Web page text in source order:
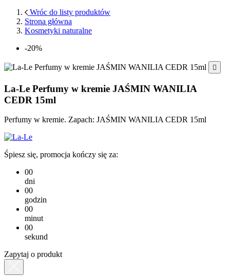
Wróc do listy produktów
Strona główna
Kosmetyki naturalne
-20%

La-Le Perfumy w kremie JAŚMIN WANILIA
CEDR 15ml
Perfumy w kremie. Zapach: JAŚMIN WANILIA CEDR 15ml
Śpiesz się, promocja kończy się za:
00
dni
00
godzin
00
minut
00
sekund
Zapytaj o produkt